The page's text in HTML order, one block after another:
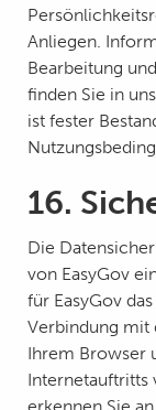
Anliegen.
Bearbeitung
finden Sie in
ist fester
16.
Die
von EasyGov
für EasyGov
Verbindung mit
Ihrem Browser
Internetauftritts